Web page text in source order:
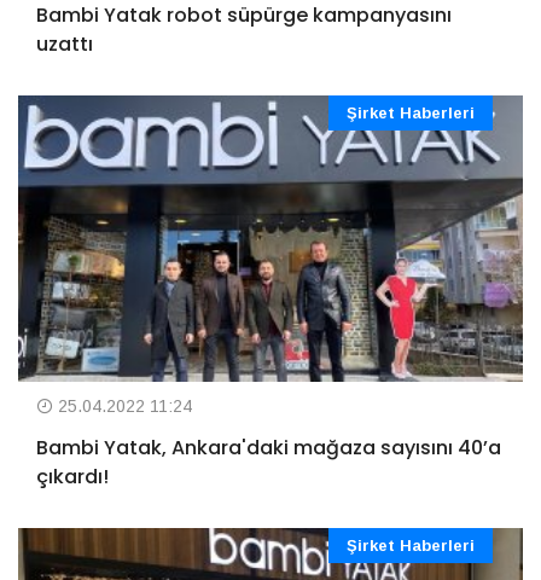
Bambi Yatak robot süpürge kampanyasını
uzattı
Şirket Haberleri
25.04.2022 11:24
Bambi Yatak, Ankara'daki mağaza sayısını 40’a
çıkardı!
Şirket Haberleri